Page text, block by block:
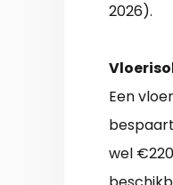
2026).
Een
wel